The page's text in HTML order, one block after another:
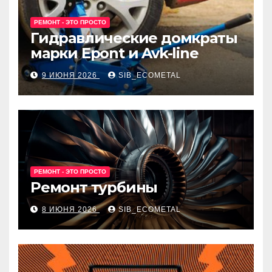
РЕМОНТ - ЭТО ПРОСТО
Гидравлические домкраты
марки Epont и Avk-line
9 ИЮНЯ 2026 SIB_ECOMETAL
РЕМОНТ - ЭТО ПРОСТО
Ремонт турбины
8 ИЮНЯ 2026 SIB_ECOMETAL